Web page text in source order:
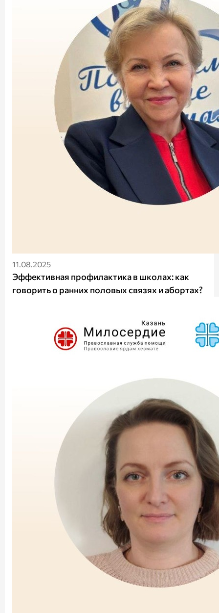
11.08.2025
Эффективная профилактика в школах: как
говорить о ранних половых связях и абортах?